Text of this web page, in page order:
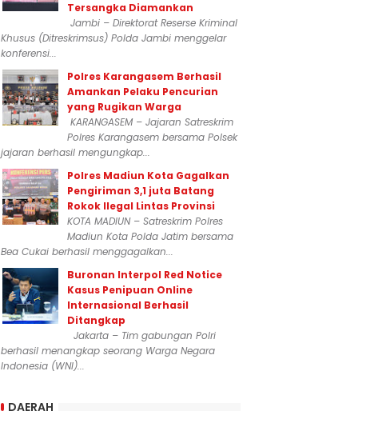
Tersangka Diamankan
Jambi – Direktorat Reserse Kriminal
Khusus (Ditreskrimsus) Polda Jambi menggelar
konferensi...
Polres Karangasem Berhasil
Amankan Pelaku Pencurian
yang Rugikan Warga
KARANGASEM – Jajaran Satreskrim
Polres Karangasem bersama Polsek
jajaran berhasil mengungkap...
Polres Madiun Kota Gagalkan
Pengiriman 3,1 juta Batang
Rokok Ilegal Lintas Provinsi
KOTA MADIUN – Satreskrim Polres
Madiun Kota Polda Jatim bersama
Bea Cukai berhasil menggagalkan...
Buronan Interpol Red Notice
Kasus Penipuan Online
Internasional Berhasil
Ditangkap
Jakarta – Tim gabungan Polri
berhasil menangkap seorang Warga Negara
Indonesia (WNI)...
DAERAH